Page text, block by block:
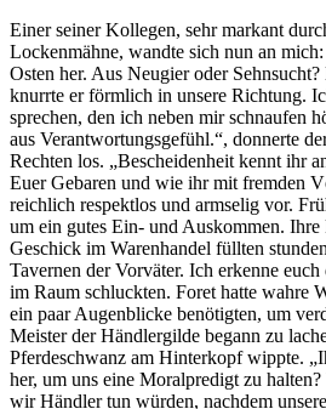
Einer seiner Kollegen, sehr markant
Lockenmähne, wandte sich nun an
Osten her. Aus Neugier oder
knurrte er förmlich in unsere Richtung.
sprechen, den ich neben mir schnaufen
aus Verantwortungsgefühl.“, donnerte
Rechten los. „Bescheidenheit kennt ihr
Euer Gebaren und wie ihr mit fremden
reichlich respektlos und armselig vor.
um ein gutes Ein- und Auskommen.
Geschick im Warenhandel füllten
Tavernen der Vorväter. Ich erkenne
im Raum schluckten. Foret hatte wahre
ein paar Augenblicke benötigten, um
Meister der Händlergilde begann zu
Pferdeschwanz am Hinterkopf wippte.
her, um uns eine Moralpredigt zu
wir Händler tun würden, nachdem